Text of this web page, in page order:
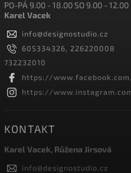
PO-PÁ 9.00 - 18.00 SO 9.00 - 12.00
Karel Vacek
info@designostudio.cz
605334326, 226220008
732232010
https://
https://
KONTAKT
Karel Vacek, Růžena Jirsová
info@designostudio.cz